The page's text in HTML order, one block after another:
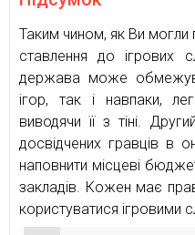
Таким чином, як Ви могли
ставлення до ігрових
держава може
ігор, так і навпаки,
виводячи її з тіні.
досвідчених гравців в
наповнити місцеві
закладів. Кожен має
користуватися ігровими